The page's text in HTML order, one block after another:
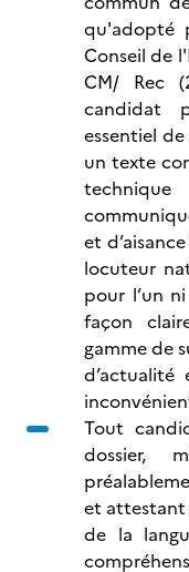
qu'adopté
Conseil de
CM/ Rec
candidat
essentiel
un texte
et
locuteur
pour l’un
façon
gamme de
Tout
dossier,
et attestant
de la